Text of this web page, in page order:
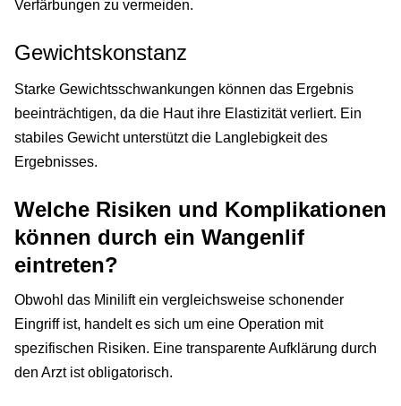
Verfärbungen zu vermeiden.
Gewichtskonstanz
Starke Gewichtsschwankungen können das Ergebnis
beeinträchtigen, da die Haut ihre Elastizität verliert. Ein
stabiles Gewicht unterstützt die Langlebigkeit des
Ergebnisses.
Welche Risiken und Komplikationen
können durch ein Wangenlif
eintreten?
Obwohl das Minilift ein vergleichsweise schonender
Eingriff ist, handelt es sich um eine Operation mit
spezifischen Risiken. Eine transparente Aufklärung durch
den Arzt ist obligatorisch.